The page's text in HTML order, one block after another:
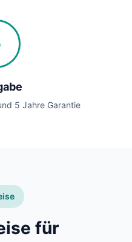
5 Jahre Garantie
für